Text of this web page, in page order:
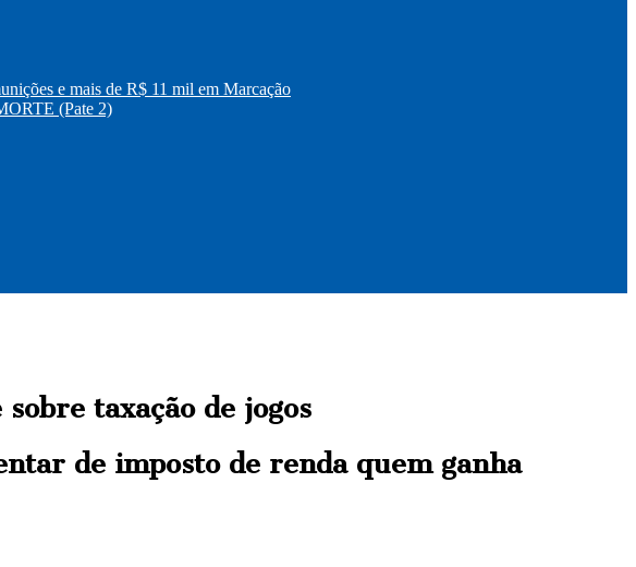
e mais de R$ 11 mil em Marcação
(Pate 2)
taxação de jogos
de imposto de renda quem ganha